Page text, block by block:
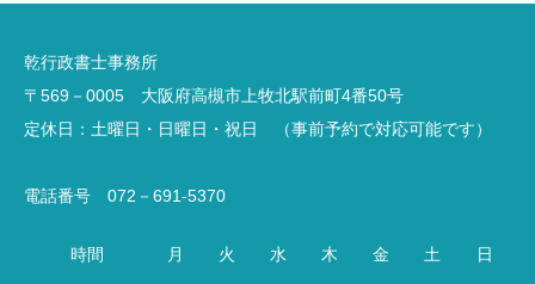
乾行政書士事務所
〒569－0005 大阪府高槻市上牧北駅前町4番50号
定休日：土曜日・日曜日・祝日 （事前予約で対応可能です）
電話番号 072－691-5370
時間 月 火 水 木 金 土 日